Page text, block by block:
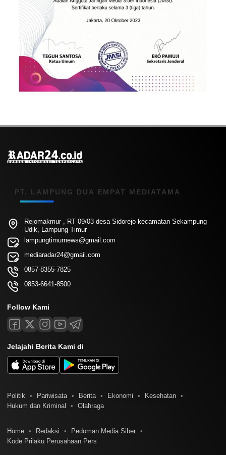
PT. LAMPUNG DUA EMPAT MEDIATAMA
Rejomakmur , RT 09/03 desa Sidorejo kecamatan Sekampung
Udik, Lampung Timur
lampungtimurnews@gmail.com
mediaradar24@gmail.com
0857-8355-7825
0853-6641-8500
Follow Kami
Jelajahi Berita Kami di
Politik Pariwisata Berita Ekonomi
Kesehatan
Hukum dan Kriminal
Olahraga
Home Redaksi
Pedoman Media Siber
Kode Prilaku Perusahaan Pers